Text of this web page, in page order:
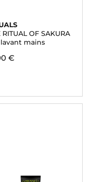
RITUAL OF SAKURA
mains
€